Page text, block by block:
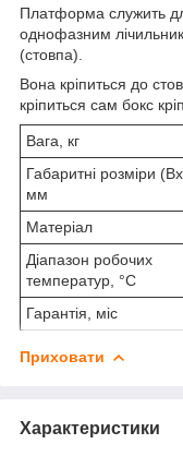
Платформа служить
однофазним
(стовпа).
Вона кріпиться до
кріпиться сам бокс
Вага, кг
Габаритні розміри
мм
Матеріал
Діапазон робочих
температур, °С
Гарантія, міс
Приховати
Характеристики